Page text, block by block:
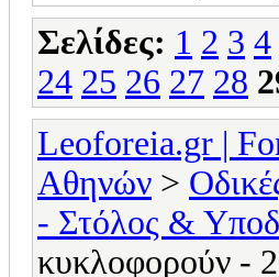
Σελίδες: 1 2 3 4
24 25 26 27 28
Leoforeia.gr |
Αθηνών >
- Στόλος &
κυκλοφορούν -